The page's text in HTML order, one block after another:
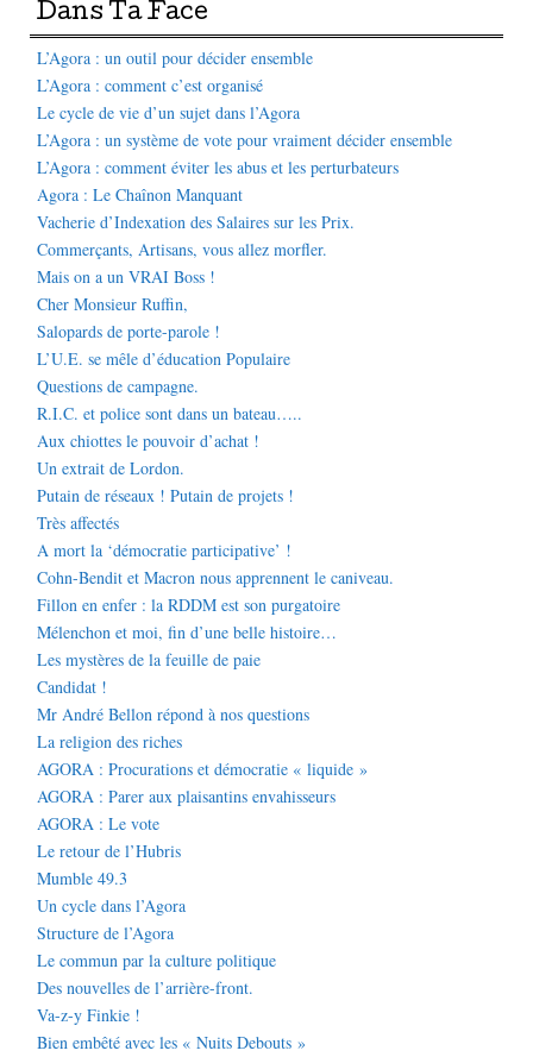
Dans Ta Face
L’Agora : un outil pour décider ensemble
L’Agora : comment c’est organisé
Le cycle de vie d’un sujet dans l’Agora
L’Agora : un système de vote pour vraiment décider ensemble
L’Agora : comment éviter les abus et les perturbateurs
Agora : Le Chaînon Manquant
Vacherie d’Indexation des Salaires sur les Prix.
Commerçants, Artisans, vous allez morfler.
Mais on a un VRAI Boss !
Cher Monsieur Ruffin,
Salopards de porte-parole !
L’U.E. se mêle d’éducation Populaire
Questions de campagne.
R.I.C. et police sont dans un bateau…..
Aux chiottes le pouvoir d’achat !
Un extrait de Lordon.
Putain de réseaux ! Putain de projets !
Très affectés
A mort la ‘démocratie participative’ !
Cohn-Bendit et Macron nous apprennent le caniveau.
Fillon en enfer : la RDDM est son purgatoire
Mélenchon et moi, fin d’une belle histoire…
Les mystères de la feuille de paie
Candidat !
Mr André Bellon répond à nos questions
La religion des riches
AGORA : Procurations et démocratie « liquide »
AGORA : Parer aux plaisantins envahisseurs
AGORA : Le vote
Le retour de l’Hubris
Mumble 49.3
Un cycle dans l’Agora
Structure de l’Agora
Le commun par la culture politique
Des nouvelles de l’arrière-front.
Va-z-y Finkie !
Bien embêté avec les « Nuits Debouts »